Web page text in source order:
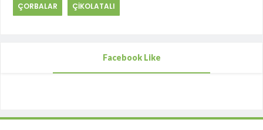
ÇORBALAR ÇİKOLATALI
Facebook Like